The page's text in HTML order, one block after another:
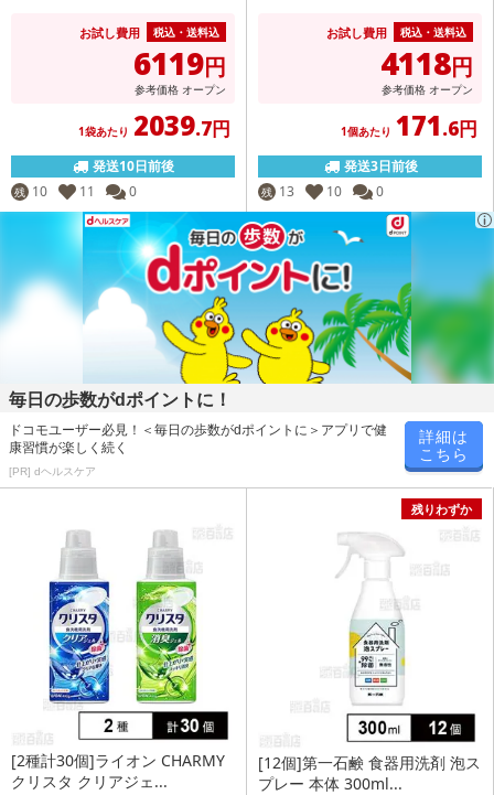
お試し費用 税込・送料込
6119円
参考価格 オープン
1袋あたり 2039.7円
発送10日前後
残 10 11 0
お試し費用 税込・送料込
4118円
参考価格 オープン
1個あたり 171.6円
発送3日前後
残 13 10 0
毎日の歩数がdポイントに！
ドコモユーザー必見！＜毎日の歩数がdポイントに＞アプリで健
康習慣が楽しく続く
[PR] dヘルスケア
詳細は
こちら
[2種計30個]ライオン CHARMY
クリスタ クリアジェ...
残りわずか
[12個]第一石鹸 食器用洗剤 泡ス
プレー 本体 300ml...